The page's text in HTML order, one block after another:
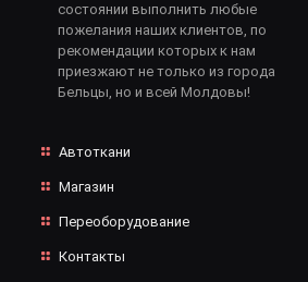
состоянии выполнить любые
пожелания наших клиентов, по
рекомендации которых к нам
приезжают не только из города
Бельцы, но и всей Молдовы!
Автоткани
Магазин
Переоборудование
Контакты